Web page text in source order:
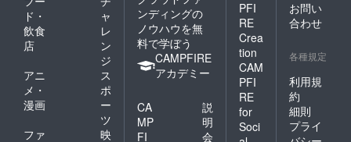
ます。
時期：
2024年
降、順
通費は
お客様
にて各
自ご負
担くだ
ド・
飲食
店
ャ
レ
ン
ジ
アニ
メ・
漫画
ス
ポ
ー
ツ
ファ
映
ンディングの
ノウハウを無
料で学ぼう
CAMPFIRE
アカデミー
CA
MP
FI
説
明
会
PFI
RE
Crea
tion
CAM
PFI
RE
for
Soci
お問い
合わせ
各種規定
利用規
約
細則
プライ